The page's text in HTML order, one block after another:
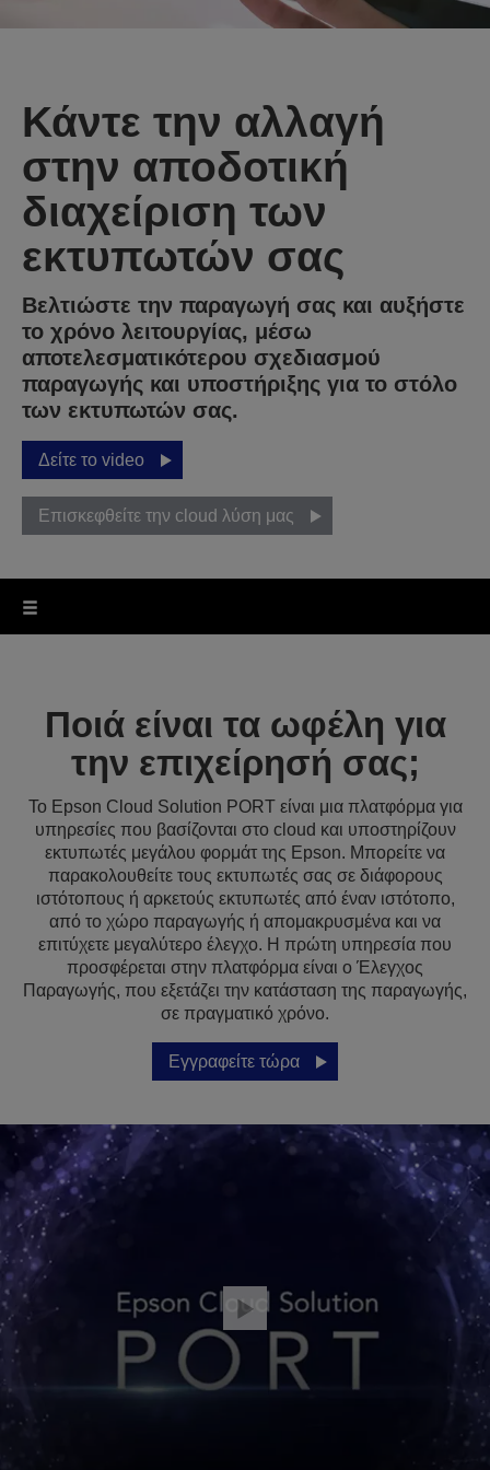
Κάντε την αλλαγή
στην αποδοτική
διαχείριση των
εκτυπωτών σας
Βελτιώστε την παραγωγή σας και αυξήστε
το χρόνο λειτουργίας, μέσω
αποτελεσματικότερου σχεδιασμού
παραγωγής και υποστήριξης για το στόλο
των εκτυπωτών σας.
Δείτε το video
Επισκεφθείτε την cloud λύση μας
Ποιά είναι τα ωφέλη για
την επιχείρησή σας;
Το Epson Cloud Solution PORT είναι μια πλατφόρμα για
υπηρεσίες που βασίζονται στο cloud και υποστηρίζουν
εκτυπωτές μεγάλου φορμάτ της Epson. Μπορείτε να
παρακολουθείτε τους εκτυπωτές σας σε διάφορους
ιστότοπους ή αρκετούς εκτυπωτές από έναν ιστότοπο,
από το χώρο παραγωγής ή απομακρυσμένα και να
επιτύχετε μεγαλύτερο έλεγχο. Η πρώτη υπηρεσία που
προσφέρεται στην πλατφόρμα είναι ο Έλεγχος
Παραγωγής, που εξετάζει την κατάσταση της παραγωγής,
σε πραγματικό χρόνο.
Εγγραφείτε τώρα